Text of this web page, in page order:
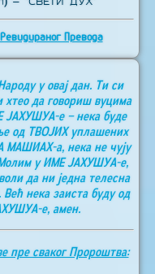
Ревидираног Превода
у овај дан. Ти си
хтео да говориш вуцима
ЈАХУШУА-е – нека буде
од ТВОЈИХ уплашених
а, нека не чују
Молим у ИМЕ ЈАХУШУА-е,
да ни једна телесна
нека заиста буду од
е, амен.
пре сваког Пророштва: